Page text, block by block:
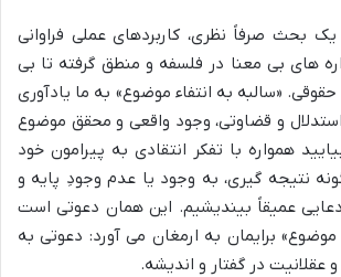
یک بحث صرفاً نظری، کاربردهای عملی فراوانی
های بی معنا در فلسفه و منطق گرفته تا بی
«سالبه به انتفاء موضوع» به ما یادآوری
و قضاوتی، وجود واقعی و محقق موضوع
همواره با تفکر انتقادی به پیرامون خود
نتیجه گیری، به وجود یا عدم وجودِ پایه و
عمیقاً بیندیشیم. این همان دعوتی است
موضوع» برایمان به ارمغان می آورد: دعوتی به
در گفتار و اندیشه.